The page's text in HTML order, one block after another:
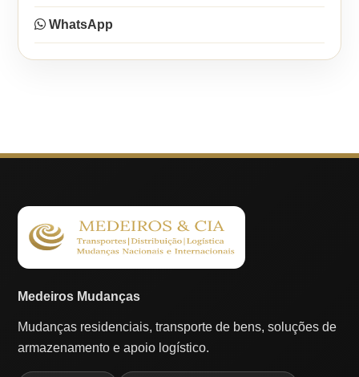
WhatsApp
Medeiros Mudanças
Mudanças residenciais, transporte de bens, soluções de
armazenamento e apoio logístico.